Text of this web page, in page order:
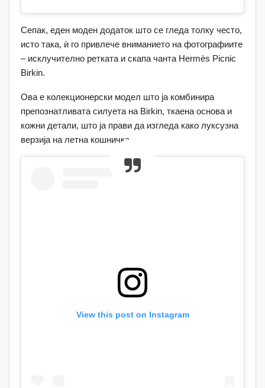
Сепак, еден моден додаток што се гледа толку често,
исто така, ѝ го привлече вниманието на фотографиите
– исклучително ретката и скапа чанта Hermès Picnic
Birkin.
Ова е колекционерски модел што ја комбинира
препознатливата силуета на Birkin, ткаена основа и
кожни детали, што ја прави да изгледа како луксузна
верзија на летна кошничка.
View this post on Instagram